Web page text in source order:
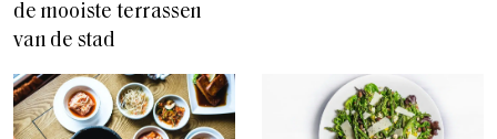
de mooiste terrassen
van de stad